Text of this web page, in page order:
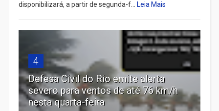
disponibilizará, a partir de segunda-f... Leia Mais
4
Defesa Civil do Rio emite alerta
severo para ventos de até 76 km/h
nesta quarta-feira